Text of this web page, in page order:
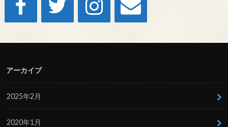
アーカイブ
2025年2月
2020年1月